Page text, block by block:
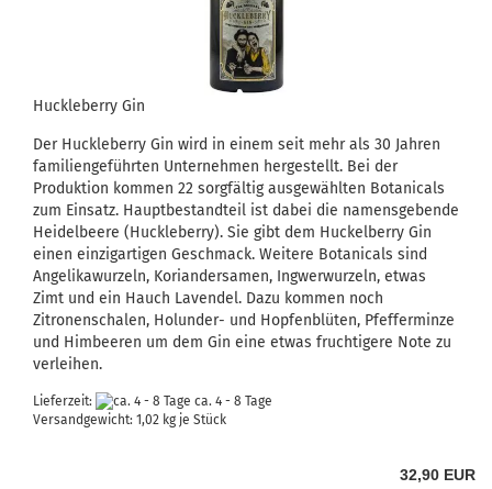
Huckleberry Gin
Der Huckleberry Gin wird in einem seit mehr als 30 Jahren
familiengeführten Unternehmen hergestellt. Bei der
Produktion kommen 22 sorgfältig ausgewählten Botanicals
zum Einsatz. Hauptbestandteil ist dabei die namensgebende
Heidelbeere (Huckleberry). Sie gibt dem Huckelberry Gin
einen einzigartigen Geschmack. Weitere Botanicals sind
Angelikawurzeln, Koriandersamen, Ingwerwurzeln, etwas
Zimt und ein Hauch Lavendel. Dazu kommen noch
Zitronenschalen, Holunder- und Hopfenblüten, Pfefferminze
und Himbeeren um dem Gin eine etwas fruchtigere Note zu
verleihen.
Lieferzeit:
ca. 4 - 8 Tage
Versandgewicht: 1,02 kg je Stück
32,90 EUR